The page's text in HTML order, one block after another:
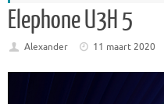
Elephone U3H 5
Alexander 11 maart 2020